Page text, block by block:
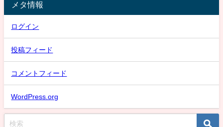
メタ情報
ログイン
投稿フィード
コメントフィード
WordPress.org